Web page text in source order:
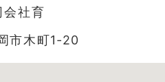
会社育
市木町1‐20